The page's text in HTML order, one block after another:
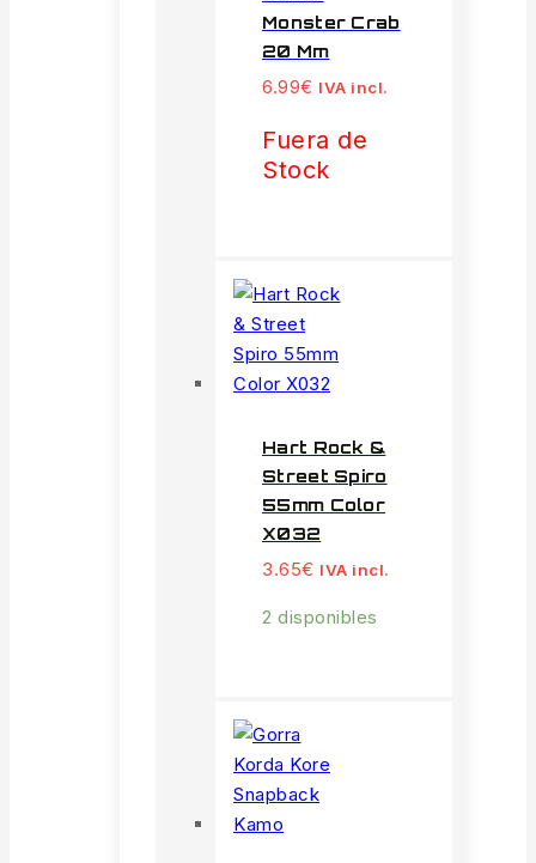
Monster Crab
20 Mm
6.99€ IVA incl.
Fuera de
Stock
Hart Rock &
Street Spiro
55mm Color
X032
3.65€ IVA incl.
2 disponibles